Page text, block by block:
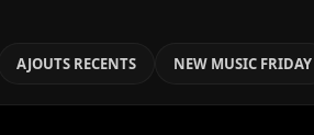
AJOUTS RECENTS NEW MUSIC FRIDAY